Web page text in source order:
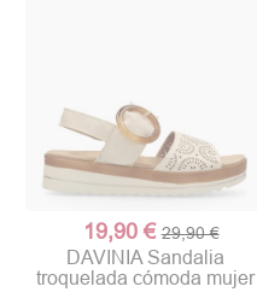
19,90 € 29,90 €
DAVINIA Sandalia
troquelada cómoda mujer